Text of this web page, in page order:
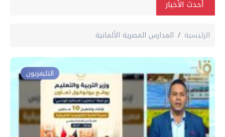
أحدث الأخبار
الرئيسية المدارس المصرية الألمانية
التليفزيون